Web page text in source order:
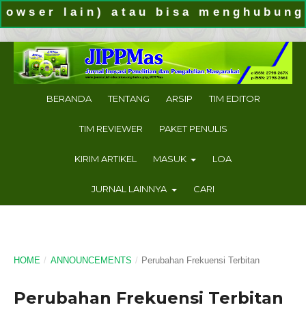
lain) atau bisa menghubungi
BERANDA TENTANG ARSIP TIM EDITOR
TIM REVIEWER PAKET PENULIS
KIRIM ARTIKEL MASUK LOA
JURNAL LAINNYA CARI
HOME / ANNOUNCEMENTS / Perubahan Frekuensi Terbitan
Perubahan Frekuensi Terbitan